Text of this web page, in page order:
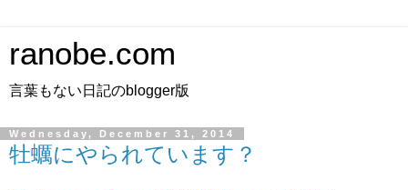
ranobe.com
言葉もない日記のblogger版
Wednesday, December 31, 2014
牡蠣にやられています？